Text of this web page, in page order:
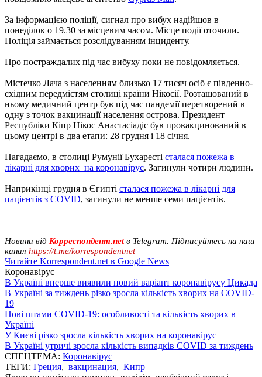
За інформацією поліції, сигнал про вибух надійшов в
понеділок о 19.30 за місцевим часом. Місце події оточили.
Поліція займається розслідуванням інциденту.
Про постраждалих під час вибуху поки не повідомляється.
Містечко Лача з населенням близько 17 тисяч осіб є південно-
східним передмістям столиці країни Нікосії. Розташований в
ньому медичний центр був під час пандемії перетворений в
одну з точок вакцинації населення острова. Президент
Республіки Кіпр Нікос Анастасіадіс був провакцинований в
цьому центрі в два етапи: 28 грудня і 18 січня.
Нагадаємо, в столиці Румунії Бухаресті сталася пожежа в
лікарні для хворих на коронавірус. Загинули чотири людини.
Наприкінці грудня в Єгипті сталася пожежа в лікарні для
пацієнтів з COVID, загинули не менше семи пацієнтів.
Новини від Корреспондент.netв Telegram. Підписуйтесь на наш
канал https://t.me/korrespondentnet
Читайте Korrespondent.net в Google News
Коронавірус
В Україні вперше виявили новий варіант коронавірусу Цикада
В Україні за тиждень різко зросла кількість хворих на COVID-
19
Нові штами COVID-19: особливості та кількість хворих в
Україні
У Києві різко зросла кількість хворих на коронавірус
В Україні утричі зросла кількість випадків COVID за тиждень
СПЕЦТЕМА: Коронавірус
ТЕГИ: Греция, вакцинация, Кипр